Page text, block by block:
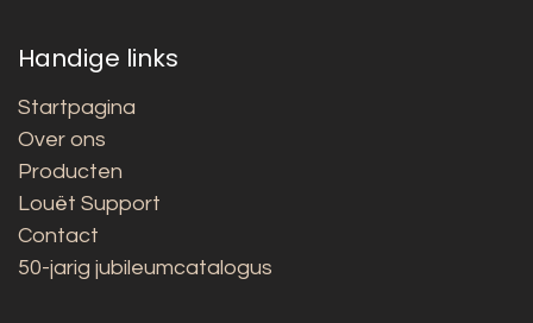
Handige links
Startpagina
Over ons
Producten
Louët Support
Contact
50-jarig jubileumcatalogus